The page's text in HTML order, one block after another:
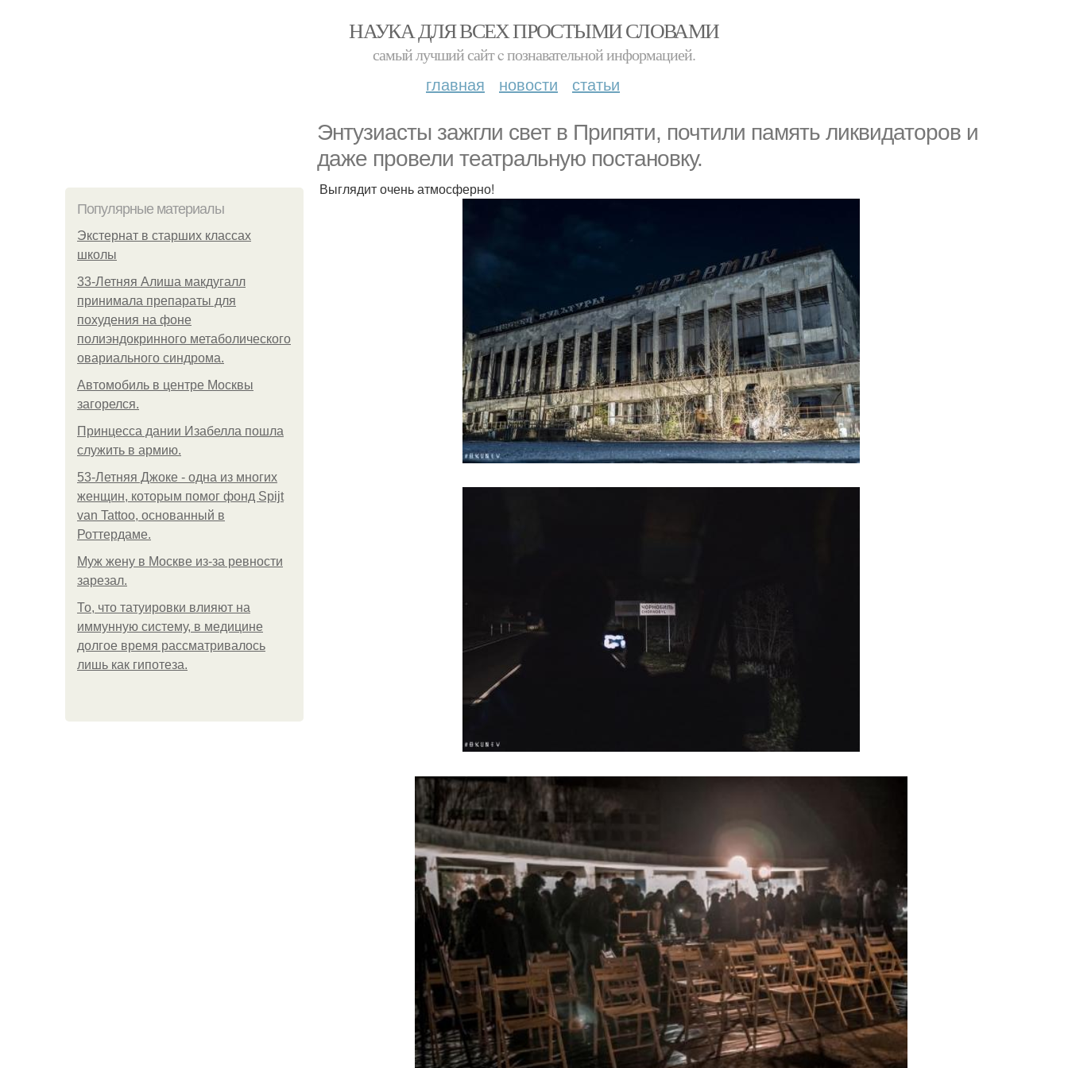
НАУКА ДЛЯ ВСЕХ ПРОСТЫМИ СЛОВАМИ
самый лучший сайт c познавательной информацией.
главная новости статьи
Энтузиасты зажгли свет в Припяти, почтили память ликвидаторов и
даже провели театральную постановку.
Популярные материалы
Экстернат в старших классах
школы
33-Летняя Алиша макдугалл
принимала препараты для
похудения на фоне
полиэндокринного метаболического
овариального синдрома.
Автомобиль в центре Москвы
загорелся.
Принцесса дании Изабелла пошла
служить в армию.
53-Летняя Джоке - одна из многих
женщин, которым помог фонд Spijt
van Tattoo, основанный в
Роттердаме.
Mуж жену в Москве из-за ревности
зарезал.
То, что татуировки влияют на
иммунную систему, в медицине
долгое время рассматривалось
лишь как гипотеза.
Выглядит очень атмосферно!